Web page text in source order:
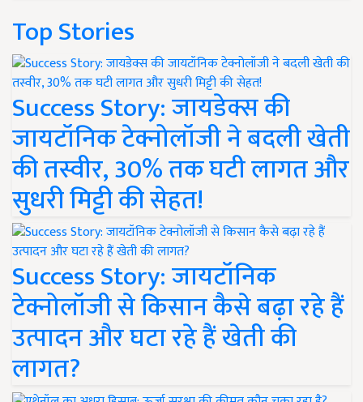
Top Stories
Success Story: जायडेक्स की
जायटॉनिक टेक्नोलॉजी ने बदली खेती
की तस्वीर, 30% तक घटी लागत और
सुधरी मिट्टी की सेहत!
Success Story: जायटॉनिक
टेक्नोलॉजी से किसान कैसे बढ़ा रहे हैं
उत्पादन और घटा रहे हैं खेती की
लागत?